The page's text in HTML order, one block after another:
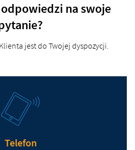
odpowiedzi na swoje
jest do Twojej dyspozycji.
Telefon